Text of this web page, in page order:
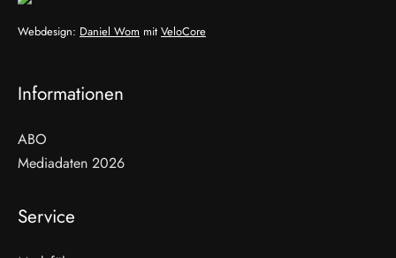
Webdesign: Daniel Wom mit VeloCore
Informationen
ABO
Mediadaten 2026
Service